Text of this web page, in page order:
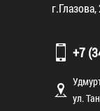
+7
ул.